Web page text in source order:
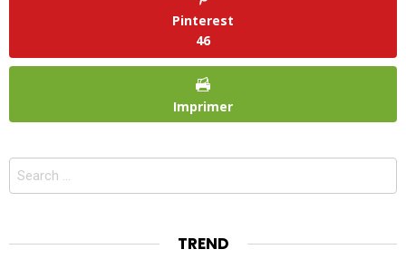
Pinterest
46
Imprimer
Search
TREND